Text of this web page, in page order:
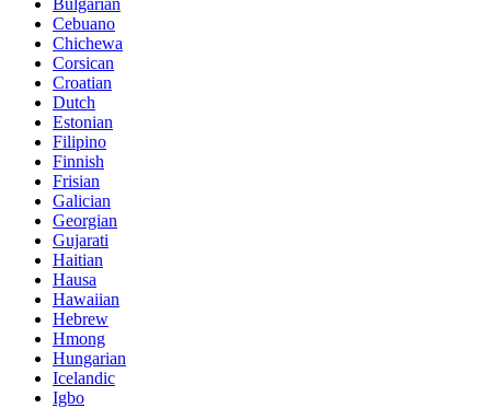
Cebuano
Chichewa
Corsican
Croatian
Dutch
Estonian
Filipino
Finnish
Frisian
Galician
Georgian
Gujarati
Haitian
Hausa
Hawaiian
Hebrew
Hmong
Hungarian
Icelandic
Igbo